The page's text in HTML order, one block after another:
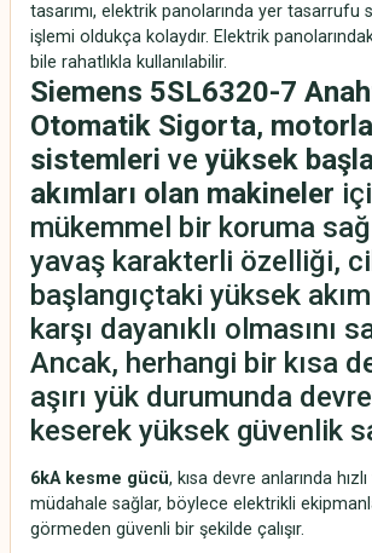
tasarımı, elektrik panolarında yer tasarrufu
işlemi oldukça kolaydır. Elektrik
bile rahatlıkla kullanılabilir.
Siemens 5SL6320-7
Otomatik Sigorta,
sistemleri veyüksek
akımları olan makineler
mükemmel bir koruma
yavaş karakterli özelliği,
başlangıçtaki yüksek
karşı dayanıklı olmasını
Ancak, herhangi bir kısa
aşırı yük durumunda
keserek yüksek güvenlik
6kA kesme gücü, kısa devre anlarında
müdahale sağlar, böylece elektrikli
görmeden güvenli bir şekilde çalışır.